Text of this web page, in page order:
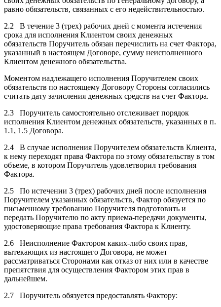
равно обязательств, связанных с его недействительностью.
2.2 В течение 3 (трех) рабочих дней с момента истечения
срока для исполнения Клиентом своих денежных
обязательств Поручитель обязан перечислить на счет Фактора,
указанный в настоящем Договоре, сумму неисполненного
Клиентом денежного обязательства.
Моментом надлежащего исполнения Поручителем своих
обязательств по настоящему Договору Стороны согласились
считать дату зачисления денежных средств на счет Фактора.
2.3 Поручитель самостоятельно отслеживает порядок
исполнения Клиентом денежных обязательств, указанных в п.
1.1, 1.5 Договора.
2.4 В случае исполнения Поручителем обязательств Клиента,
к нему переходят права Фактора по этому обязательству в том
объеме, в котором Поручитель удовлетворил требования
Фактора.
2.5 По истечении 3 (трех) рабочих дней после исполнения
Поручителем указанных обязательств, Фактор обязуется по
письменному требованию Поручителя подготовить и
передать Поручителю по акту приема-передачи документы,
удостоверяющие права требования Фактора к Клиенту.
2.6 Неисполнение Фактором каких-либо своих прав,
вытекающих из настоящего Договора, не может
рассматриваться Сторонами как отказ от них или в качестве
препятствия для осуществления Фактором этих прав в
дальнейшем.
2.7 Поручитель обязуется предоставлять Фактору: